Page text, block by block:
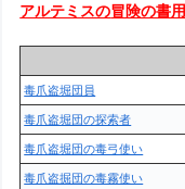
アルテミスの冒険の書用
毒爪盗堀団員
毒爪盗堀団の探索者
毒爪盗堀団の毒弓使い
毒爪盗掘団の毒霧使い